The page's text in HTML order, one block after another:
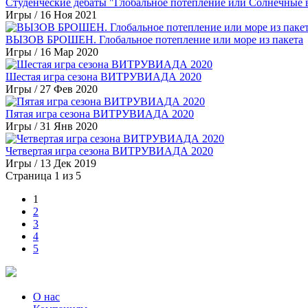
Студенческие дебаты "Глобальное потепление или Солнечные
Игры / 16 Ноя 2021
ВЫЗОВ БРОШЕН. Глобальное потепление или море из пакета
Игры / 16 Мар 2020
Шестая игра сезона ВИТРУВИАДА 2020
Игры / 27 Фев 2020
Пятая игра сезона ВИТРУВИАДА 2020
Игры /31 Янв 2020
Четвертая игра сезона ВИТРУВИАДА 2020
Игры / 13 Дек 2019
Страница 1 из 5
1
2
3
4
5
О нас